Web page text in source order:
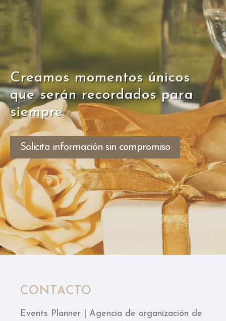
Creamos momentos únicos
que serán recordados para
siempre
Solicita información sin compromiso
CONTACTO
Events Planner | Agencia de organización de